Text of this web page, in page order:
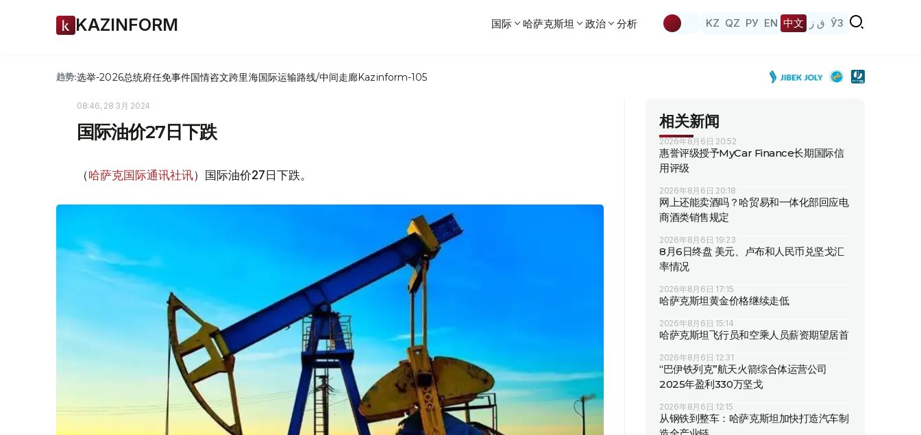
KAZINFORM 国际 哈萨克斯坦 政治 分析 KZ QZ РУ EN 中文 ق ز ЎЗ
趋势:选举-2026总统府任免事件国情咨文跨里海国际运输路线/中间走廊Kazinform-105
08:46, 28 3月 2024
国际油价27日下跌
（哈萨克国际通讯社讯）国际油价27日下跌。
相关新闻
2026年8月6日 20:52
惠誉评级授予MyCar Finance长期国际信
用评级
2026年8月6日 20:18
网上还能卖酒吗？哈贸易和一体化部回应电
商酒类销售规定
2026年8月6日 19:23
8月6日终盘 美元、卢布和人民币兑坚戈汇
率情况
2026年8月6日 17:15
哈萨克斯坦黄金价格继续走低
2026年8月6日 15:14
哈萨克斯坦飞行员和空乘人员薪资期望居首
2026年8月6日 12:31
“巴伊铁列克”航天火箭综合体运营公司
2025年盈利330万坚戈
2026年8月6日 12:15
从钢铁到整车：哈萨克斯坦加快打造汽车制